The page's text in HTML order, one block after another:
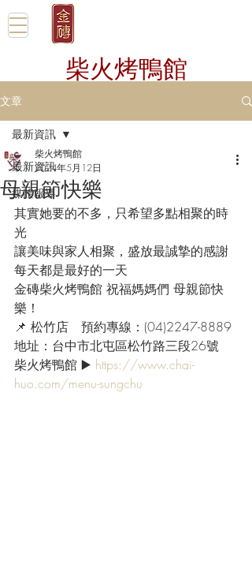
柴火烤鴨館
文章
最新資訊
媒體報導
最新資訊
母親節快樂
柴火烤鴨館
2024年5月12日
其實她要的不多，只希望多點相聚的時
光
讓美味與家人相聚，盛放最誠摯的感謝
每天都是最好的一天
金磚柴火烤鴨館 祝福媽媽們 母親節快
樂！
📌 松竹店　預約專線：(04)2247-8889
地址：台中市北屯區松竹路三段26號
柴火烤鴨館 ▶️ https://www.chai-
huo.com/menu-sungchu